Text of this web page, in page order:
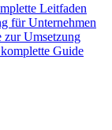
Leitfaden
für Unternehmen
zur Umsetzung
Guide